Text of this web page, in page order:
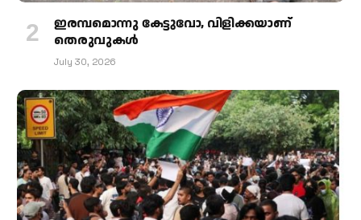
ഇരമ്പമൊന്നു കേട്ടുവോ, വിളിക്കയാണ്
തെരുവുകള്‍
July 30, 2026